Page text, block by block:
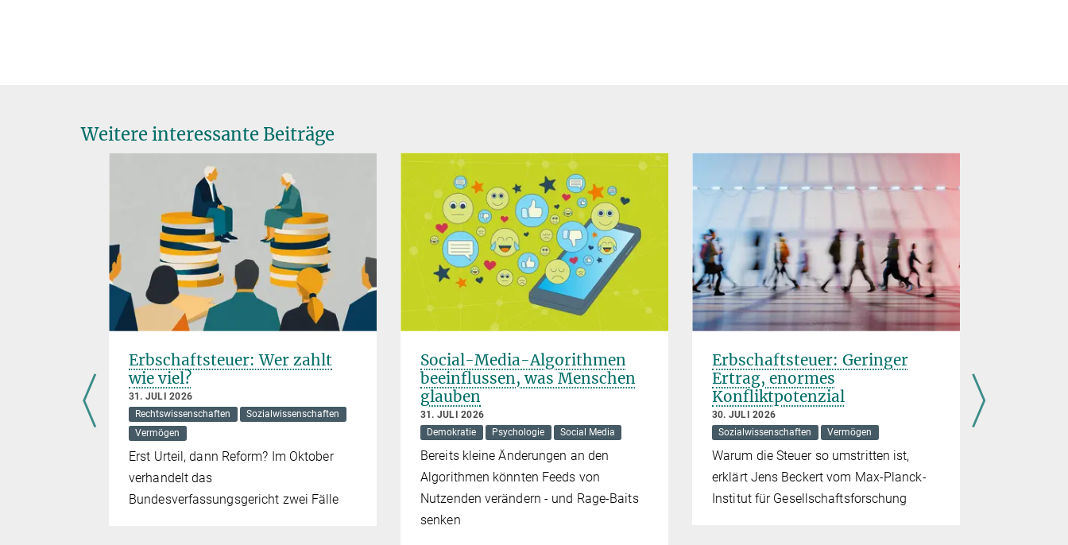
Weitere interessante Beiträge
Erbschaftsteuer: Wer zahlt
wie viel?
31. JULI 2026
Rechtswissenschaften
Sozialwissenschaften
Vermögen
Erst Urteil, dann Reform? Im Oktober
verhandelt das
Bundesverfassungsgericht zwei Fälle
Social-Media-Algorithmen
beeinflussen, was Menschen
glauben
31. JULI 2026
Demokratie
Psychologie Social Media
Bereits kleine Änderungen an den
Algorithmen könnten Feeds von
Nutzenden verändern - und Rage-Baits
senken
Erbschaftsteuer: Geringer
Ertrag, enormes
Konfliktpotenzial
30. JULI 2026
Sozialwissenschaften
Vermögen
Warum die Steuer so umstritten ist,
erklärt Jens Beckert vom Max-Planck-
Institut für Gesellschaftsforschung